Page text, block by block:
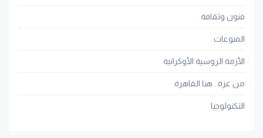
فنون وثقافة
المنوعات
الأزمة الروسية الأوكرانية
من غزة.. هنا القاهرة
التكنولوجيا